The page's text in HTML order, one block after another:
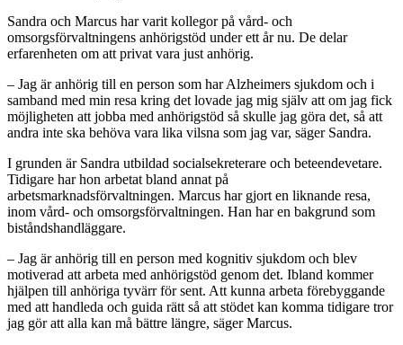
Sandra och Marcus har varit kollegor på vård- och
omsorgsförvaltningens anhörigstöd under ett år nu. De delar
erfarenheten om att privat vara just anhörig.
– Jag är anhörig till en person som har Alzheimers sjukdom och i
samband med min resa kring det lovade jag mig själv att om jag fick
möjligheten att jobba med anhörigstöd så skulle jag göra det, så att
andra inte ska behöva vara lika vilsna som jag var, säger Sandra.
I grunden är Sandra utbildad socialsekreterare och beteendevetare.
Tidigare har hon arbetat bland annat på
arbetsmarknadsförvaltningen. Marcus har gjort en liknande resa,
inom vård- och omsorgsförvaltningen. Han har en bakgrund som
biståndshandläggare.
– Jag är anhörig till en person med kognitiv sjukdom och blev
motiverad att arbeta med anhörigstöd genom det. Ibland kommer
hjälpen till anhöriga tyvärr för sent. Att kunna arbeta förebyggande
med att handleda och guida rätt så att stödet kan komma tidigare tror
jag gör att alla kan må bättre längre, säger Marcus.